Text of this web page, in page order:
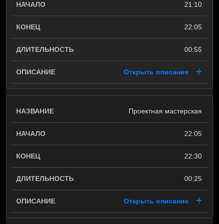
21:10
22:05
00:55
Открыть описание
Проектная мастерская
22:05
22:30
00:25
Открыть описание